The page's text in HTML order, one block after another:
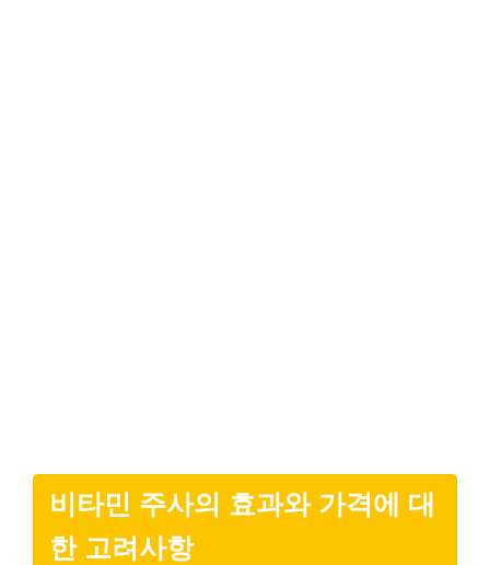
비타민 주사의 효과와 가격에 대
한 고려사항